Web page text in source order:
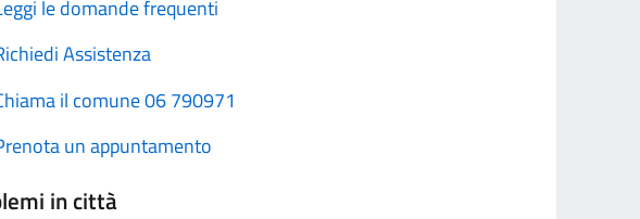
le domande frequenti
Assistenza
il comune 06 790971
un appuntamento
in città